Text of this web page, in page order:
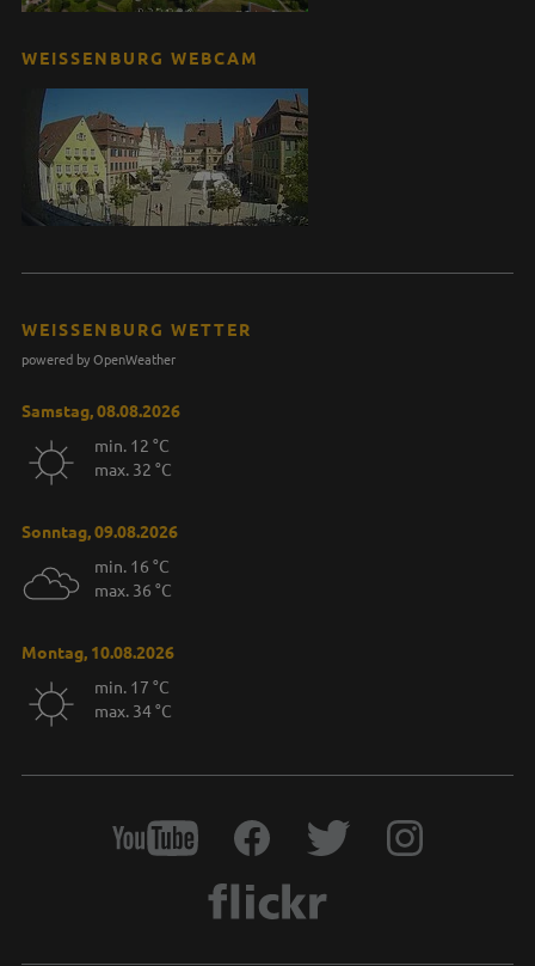
WEISSENBURG WEBCAM
WEISSENBURG WETTER
powered by OpenWeather
Samstag, 08.08.2026
min. 12 °C
max. 32 °C
Sonntag, 09.08.2026
min. 16 °C
max. 36 °C
Montag, 10.08.2026
min. 17 °C
max. 34 °C